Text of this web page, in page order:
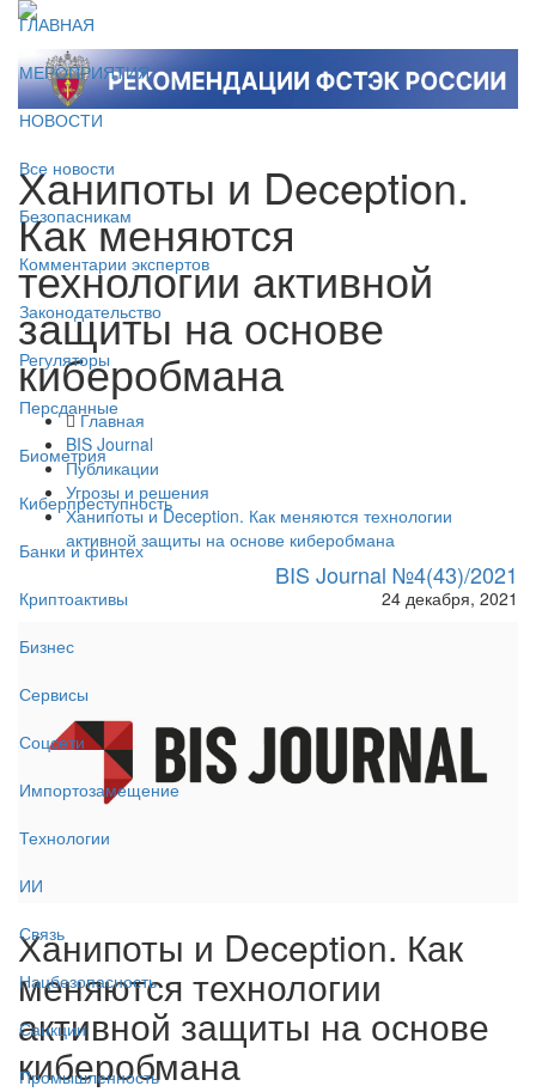
ГЛАВНАЯ
МЕРОПРИЯТИЯ
НОВОСТИ
Все новости
Безопасникам
Комментарии экспертов
Законодательство
Регуляторы
Персданные
Биометрия
Киберпреступность
Банки и финтех
Криптоактивы
Бизнес
Сервисы
Соцсети
Импортозамещение
Технологии
ИИ
Связь
Нацбезопасность
Санкции
Промышленность
Ханипоты и Deception.
Как меняются
технологии активной
защиты на основе
киберобмана
Главная
BIS Journal
Публикации
Угрозы и решения
Ханипоты и Deception. Как меняются технологии
активной защиты на основе киберобмана
BIS Journal №4(43)/2021
24 декабря, 2021
Ханипоты и Deception. Как
меняются технологии
активной защиты на основе
киберобмана